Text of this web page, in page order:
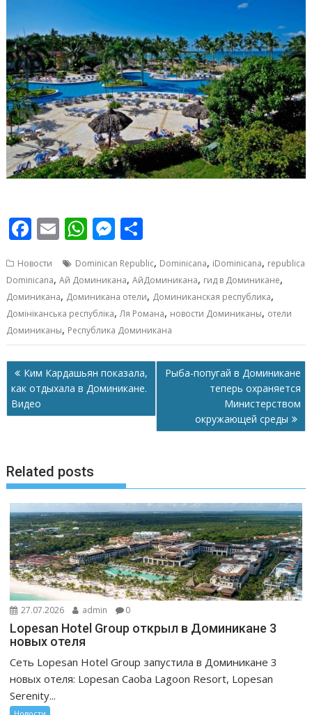
F
e
b
o
o
k
E
ai
l
W
at
s
A
p
p
M
ss
e
n
g
er
п
р
а
в
и
т
ь
Новости Dominican Republic, Dominicana, iDominicana, republica
Dominicana,Ай Доминикана,АйДоминикана, гид в Доминикане,
Доминикана, Доминикана отели, Доминиканская республика,
Домініканська республіка, Ля Романа, новости Доминиканы, отели
Доминиканы, Республика Доминикана
Навигация
по
записям
Ким Кардашьян показала,
как отдыхала в Доминикане.
Видео
Рыба-попугай в Доминикане
теперь охраняется
Министерством
окружающей среды
Related posts
27.07.2026 admin 0
Lopesan Hotel Group открыл в Доминикане 3
новых отеля
Сеть Lopesan Hotel Group запустила в Доминикане 3
новых отеля: Lopesan Caoba Lagoon Resort, Lopesan
Serenity...